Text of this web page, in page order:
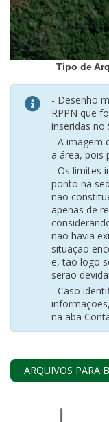
(IBGE)
Relevo
(IBGE)
Tipo de
- Desenho
RPPN que
inseridas no
- A imagem
a área, pois
- Os limites
ponto na
não
apenas de
não havia
situação
e, tão logo
serão
- Caso
na aba
ARQUIVOS PARA